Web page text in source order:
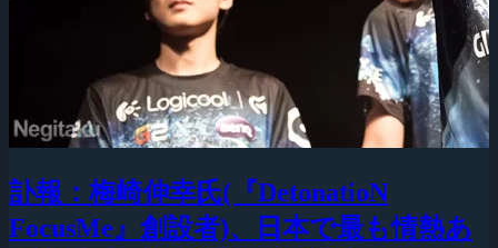
訃報：梅崎伸幸氏(『DetonatioN
FocusMe』創設者)、日本で最も情熱あ